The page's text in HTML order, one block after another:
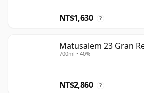
NT$1,630 ?
Matusalem 23 Gran
700ml • 40%
NT$2,860 ?